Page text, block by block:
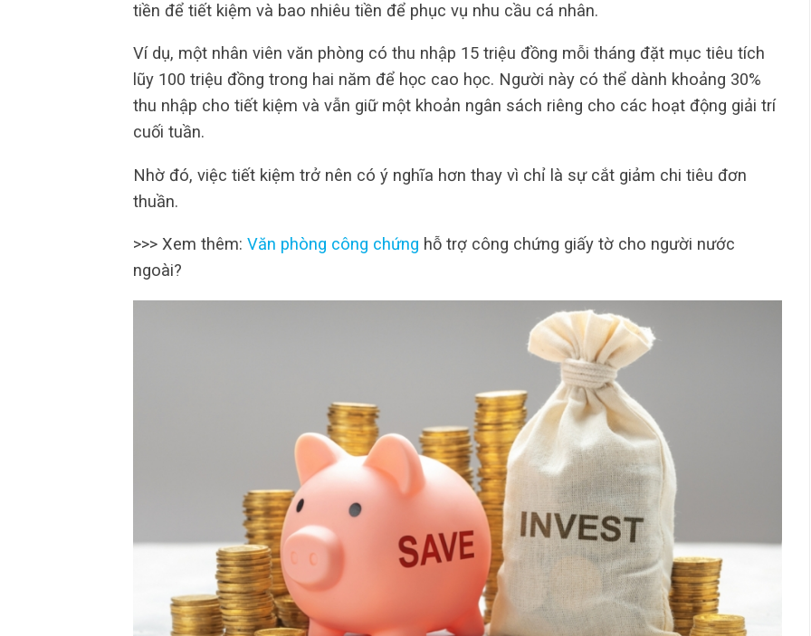
tiền để tiết kiệm và bao nhiêu tiền để phục vụ nhu cầu cá nhân.
Ví dụ, một nhân viên văn phòng có thu nhập 15 triệu đồng mỗi tháng đặt mục tiêu tích
lũy 100 triệu đồng trong hai năm để học cao học. Người này có thể dành khoảng 30%
thu nhập cho tiết kiệm và vẫn giữ một khoản ngân sách riêng cho các hoạt động giải trí
cuối tuần.
Nhờ đó, việc tiết kiệm trở nên có ý nghĩa hơn thay vì chỉ là sự cắt giảm chi tiêu đơn
thuần.
>>> Xem thêm: Văn phòng công chứng hỗ trợ công chứng giấy tờ cho người nước
ngoài?